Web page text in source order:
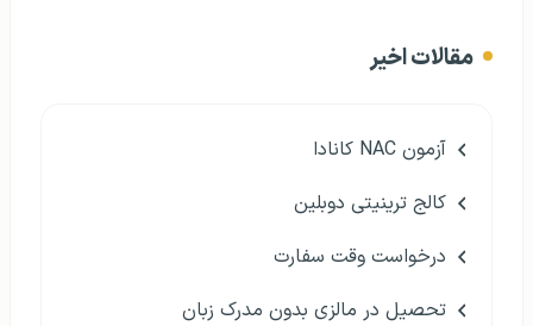
مقالات اخیر
آزمون NAC کانادا
کالج ترینیتی دوبلین
درخواست وقت سفارت
تحصیل در مالزی بدون مدرک زبان